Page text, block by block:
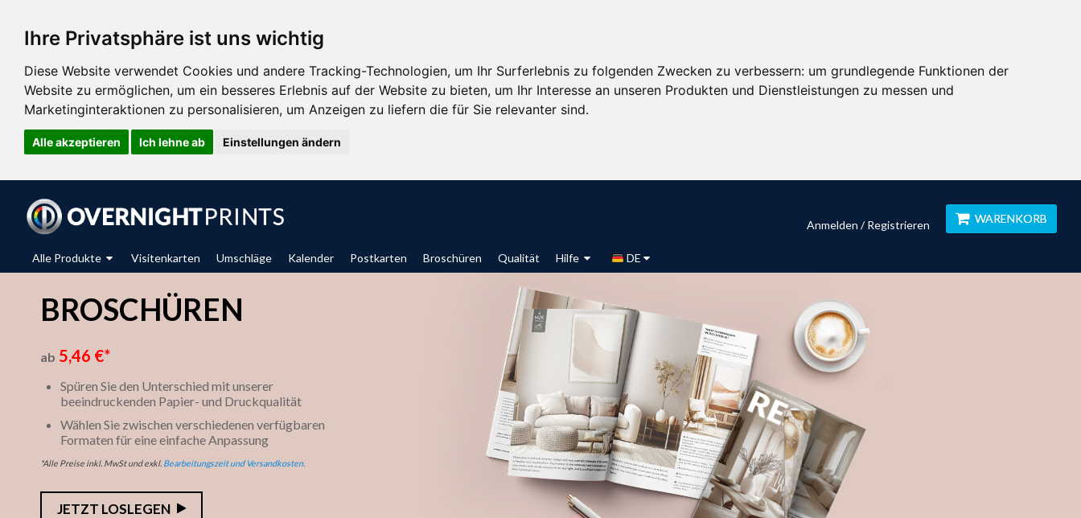
Ihre Privatsphäre ist uns wichtig
Diese Website verwendet Cookies und andere Tracking-Technologien, um Ihr Surferlebnis zu folgenden Zwecken zu verbessern: um grundlegende Funktionen der
Website zu ermöglichen, um ein besseres Erlebnis auf der Website zu bieten, um Ihr Interesse an unseren Produkten und Dienstleistungen zu messen und
Marketinginteraktionen zu personalisieren, um Anzeigen zu liefern die für Sie relevanter sind.
Alle akzeptieren Ich lehne ab Einstellungen ändern
Alle Produkte Visitenkarten Umschläge Kalender Postkarten Broschüren Qualität Hilfe DE
Anmelden / Registrieren WARENKORB
BROSCHÜREN
ab 5,46 €*
Spüren Sie den Unterschied mit unserer
beeindruckenden Papier- und Druckqualität
Wählen Sie zwischen verschiedenen verfügbaren
Formaten für eine einfache Anpassung
*Alle Preise inkl. MwSt und exkl. Bearbeitungszeit und Versandkosten.
JETZT LOSLEGEN